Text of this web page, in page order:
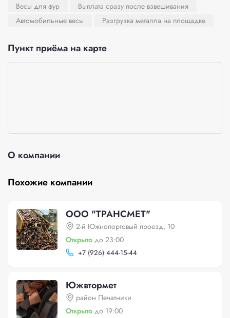
Весы для фур
Выплата сразу после взвешивания
Автомобильные весы
Разгрузка металла на площадке
Пункт приёма на карте
О компании
Похожие компании
ООО "ТРАНСМЕТ"
2-й Южнопортовый проезд, 10
Открыто до 23:00
+7 (926) 444-15-44
Южвтормет
район Печатники
Открыто до 19:00